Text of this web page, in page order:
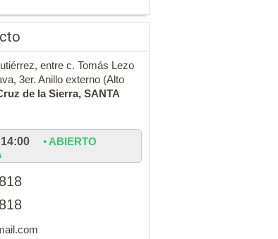
entre c. Tomás Lezo
3er. Anillo externo (Alto
de la Sierra, SANTA
• ABIERTO